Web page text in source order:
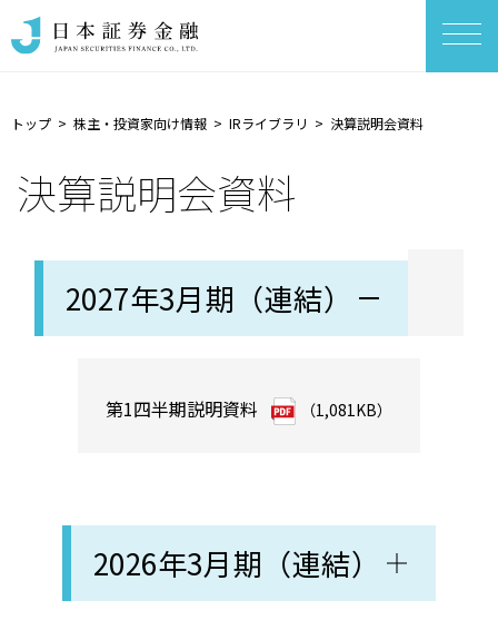
トップ 株主・投資家向け情報 IRライブラリ 決算説明会資料
決算説明会資料
2027年3月期（連結）
第1四半期説明資料 （1,081KB）
2026年3月期（連結）